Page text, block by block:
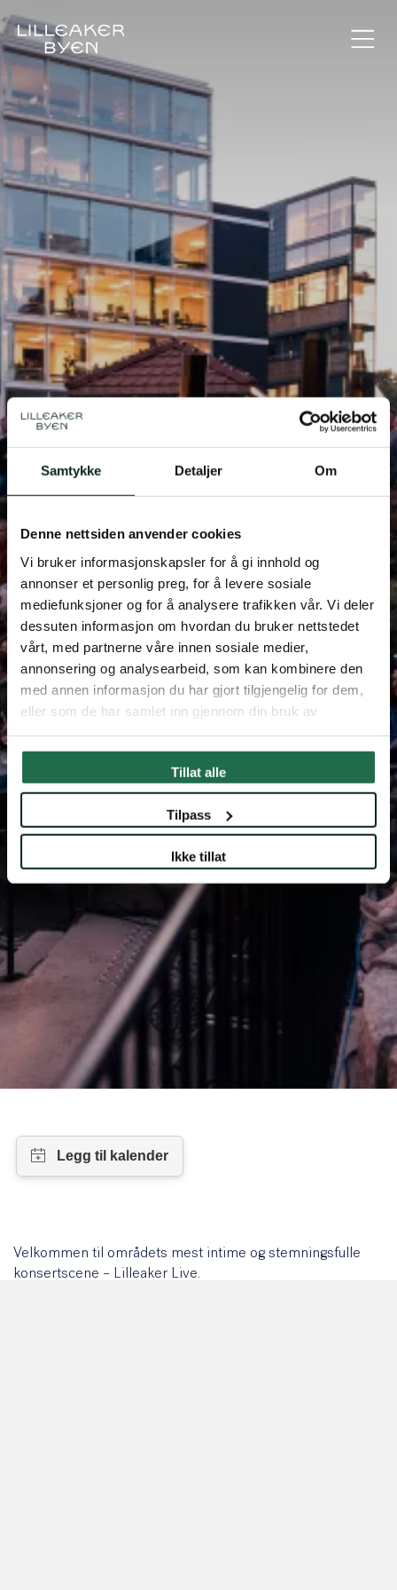
Samtykke Detaljer Om
Denne nettsiden anvender cookies
Vi bruker informasjonskapsler for å gi innhold og
annonser et personlig preg, for å levere sosiale
mediefunksjoner og for å analysere trafikken vår. Vi deler
dessuten informasjon om hvordan du bruker nettstedet
vårt, med partnerne våre innen sosiale medier,
annonsering og analysearbeid, som kan kombinere den
med annen informasjon du har gjort tilgjengelig for dem,
eller som de har samlet inn gjennom din bruk av
Tillat alle
Tilpass
Ikke tillat
Lilleaker Live – Bugge
Wesseltoft
Dato
21.00
Sted Møllefossen Café
Velkommen til områdets mest intime og stemningsfulle
konsertscene – Lilleaker Live.